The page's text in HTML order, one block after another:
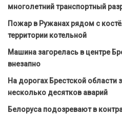
многолетний транспортный
Пожар в Ружанах рядом с
территории котельной
Машина загорелась в центре
внезапно
На дорогах Брестской
несколько десятков аварий
Белоруса подозревают в